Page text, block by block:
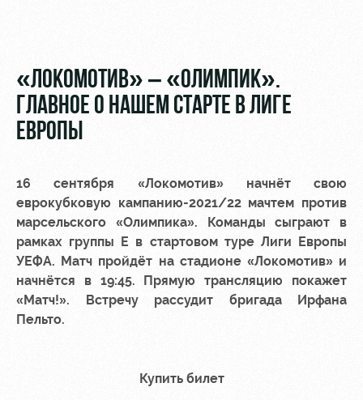
МГН
РЖД
Арена
Организация
мероприятий
Аренда
полей
Локо
Старт
Локо-Лето
Академия
Как
Контакты
Информация
для
болельщиков
Банковская
карта
«Локомотив»
Карта
«ЛОКОМОТИВ» – «ОЛИМПИК».
ГЛАВНОЕ О НАШЕМ СТАРТЕ В ЛИГЕ
ЕВРОПЫ
16 сентября «Локомотив» начнёт свою
еврокубковую кампанию-2021/22 мачтем против
марсельского «Олимпика». Команды сыграют в
рамках группы E в стартовом туре Лиги Европы
УЕФА. Матч пройдёт на стадионе «Локомотив» и
начнётся в 19:45. Прямую трансляцию покажет
«Матч!». Встречу рассудит бригада Ирфана
Пельто.
Купить билет